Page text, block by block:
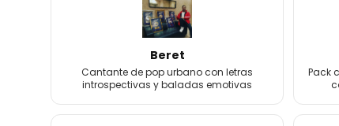
Beret
Cantante de pop urbano con letras
introspectivas y baladas emotivas
Pack